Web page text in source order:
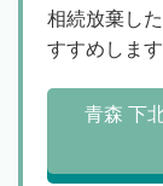
相続放棄し
すすめします
青森 下